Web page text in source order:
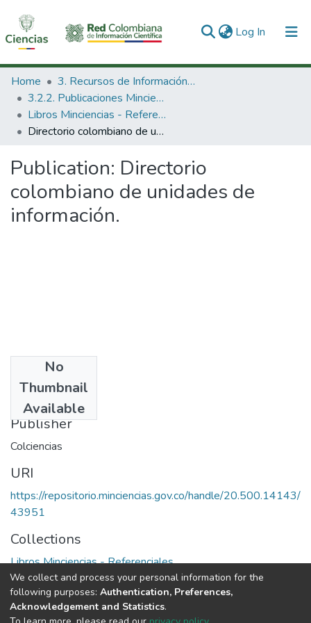
Log In (current)
Communities & Collections
All of DSpace
Statistics
Home
3. Recursos de Información Científica y Tecnológica
3.2.2. Publicaciones Minciencias
Libros Minciencias - Referenciales
Directorio colombiano de unidades de información.
Publication: Directorio
colombiano de unidades de
información.
No
Thumbnail
Available
1976
Publisher
Colciencias
URI
https://repositorio.minciencias.gov.co/handle/20.500.14143/
43951
Collections
Libros Minciencias - Referenciales
Full item page
We collect and process your personal information for the
following purposes: Authentication, Preferences,
Acknowledgement and Statistics.